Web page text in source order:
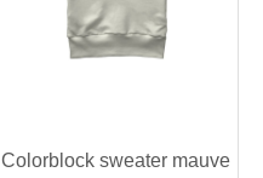
Colorblock sweater mauve